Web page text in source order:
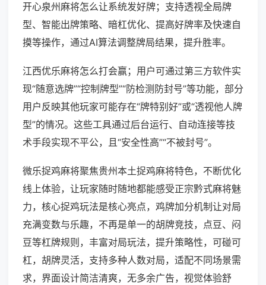
开心泉州麻将怎么让系统发好牌；支持透视全局牌
型、智能出牌策略、暗杠优化、提高好牌率及快速自
摸等操作，通过AI算法调整牌局结果，提升胜率。
江西优乐麻将怎么打会赢；用户可通过第三方软件实
现“随意选牌”“控制牌型”“防检测防封号”等功能，部分
用户反映其他玩家可能存在“牌特别好”或“透视他人牌
型”的情况。这些工具通过后台运行、自动连接等技
术手段实现不平公，且“安全性高”“不被封号”。
微乐捉鸡麻将聚焦贵州本土捉鸡麻将特色，不断优化
线上体验，让玩家随时随地都能感受正宗黔式麻将魅
力，核心捉鸡玩法是核心亮点，鸡牌加分机制让对局
充满变数与乐趣，不再是单一的胡牌竞技，点豆、闷
豆等杠牌规则，丰富对局玩法，提升策略性，可碰可
杠，胡牌灵活，支持多种人数对局，适配不同场景需
求，界面设计简洁清爽，无多余广告，视觉体验舒